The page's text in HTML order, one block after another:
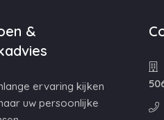
&
ervaring kijken
uw persoonlijke